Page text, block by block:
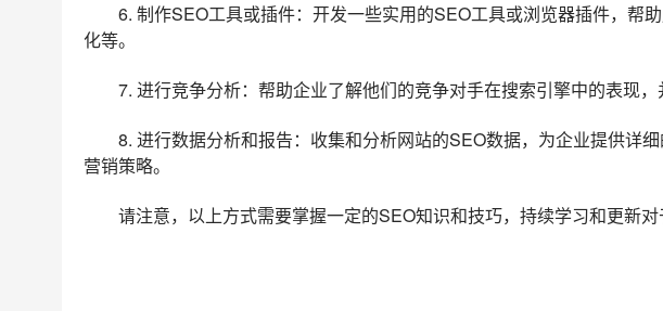
6. 制作SEO工具或插件：开发一些实用的SEO工具或浏览器插件，帮
化等。
7. 进行竞争分析：帮助企业了解他们的竞争对手在搜索引擎中的表现，
8. 进行数据分析和报告：收集和分析网站的SEO数据，为企业提供详
营销策略。
请注意，以上方式需要掌握一定的SEO知识和技巧，持续学习和更新对